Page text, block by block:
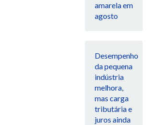
amarela em
agosto
Desempenho
da pequena
indústria
melhora,
mas carga
tributária e
juros ainda